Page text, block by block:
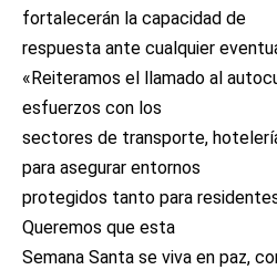
fortalecerán la capacidad de
respuesta ante cualquier
«Reiteramos el llamado al
esfuerzos con los
sectores de transporte,
para asegurar entornos
protegidos tanto para
Queremos que esta
Semana Santa se viva en paz,